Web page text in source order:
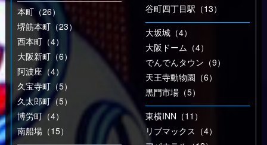
本町（26）
堺筋本町（23）
西本町（4）
大阪新町（6）
阿波座（4）
久宝寺町（5）
久太郎町（5）
博労町（4）
南船場（15）
谷町四丁目駅（13）
大坂城（4）
大阪ドーム（4）
でんでんタウン（9）
天王寺動物園（6）
黒門市場（5）
東横INN（11）
リブマックス（4）